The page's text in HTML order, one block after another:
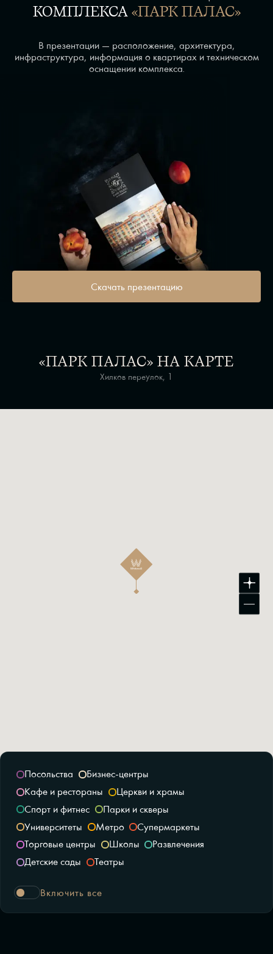
КОМПЛЕКСА «ПАРК ПАЛАС»
В презентации — расположение, архитектура,
инфраструктура, информация о квартирах и техническом
оснащении комплекса.
Скачать презентацию
«ПАРК ПАЛАС» НА КАРТЕ
Хилков переулок, 1
Посольства
Бизнес-центры
Кафе и рестораны
Церкви и храмы
Спорт и фитнес
Парки и скверы
Университеты
Метро
Супермаркеты
Торговые центры
Школы
Развлечения
Детские сады
Театры
Включить все